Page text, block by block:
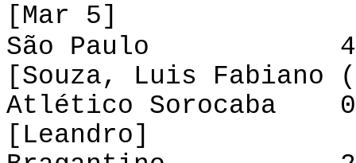
[Mar 5]
São Paulo 4-0
[Souza, Luis Fabiano
Atlético Sorocaba
[Leandro]